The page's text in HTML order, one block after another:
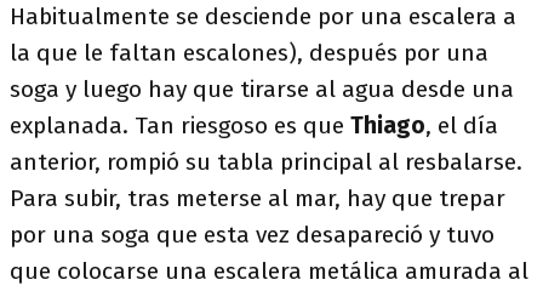
Habitualmente se desciende por una escalera a
la que le faltan escalones), después por una
soga y luego hay que tirarse al agua desde una
explanada. Tan riesgoso es que Thiago, el día
anterior, rompió su tabla principal al resbalarse.
Para subir, tras meterse al mar, hay que trepar
por una soga que esta vez desapareció y tuvo
que colocarse una escalera metálica amurada al